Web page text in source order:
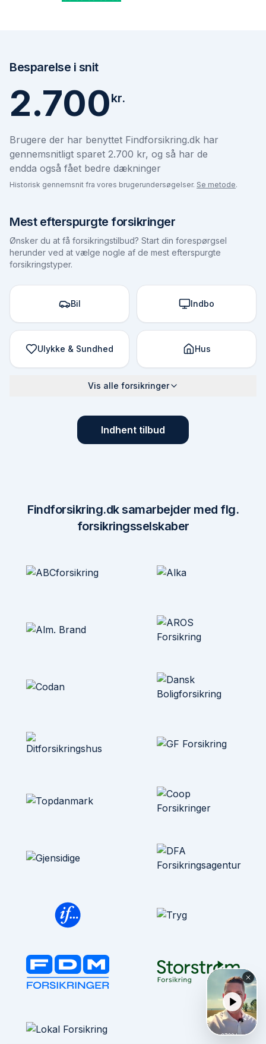
Besparelse i snit
2.700kr.
Brugere der har benyttet Findforsikring.dk har
gennemsnitligt sparet 2.700 kr, og så har de
endda også fået bedre dækninger
Historisk gennemsnit fra vores brugerundersøgelser. Se metode.
Mest efterspurgte forsikringer
Ønsker du at få forsikringstilbud? Start din forespørgsel
herunder ved at vælge nogle af de mest efterspurgte
forsikringstyper.
Bil Indbo
Ulykke & Sundhed Hus
Vis alle forsikringer
Indhent tilbud
Findforsikring.dk samarbejder med flg.
forsikringsselskaber